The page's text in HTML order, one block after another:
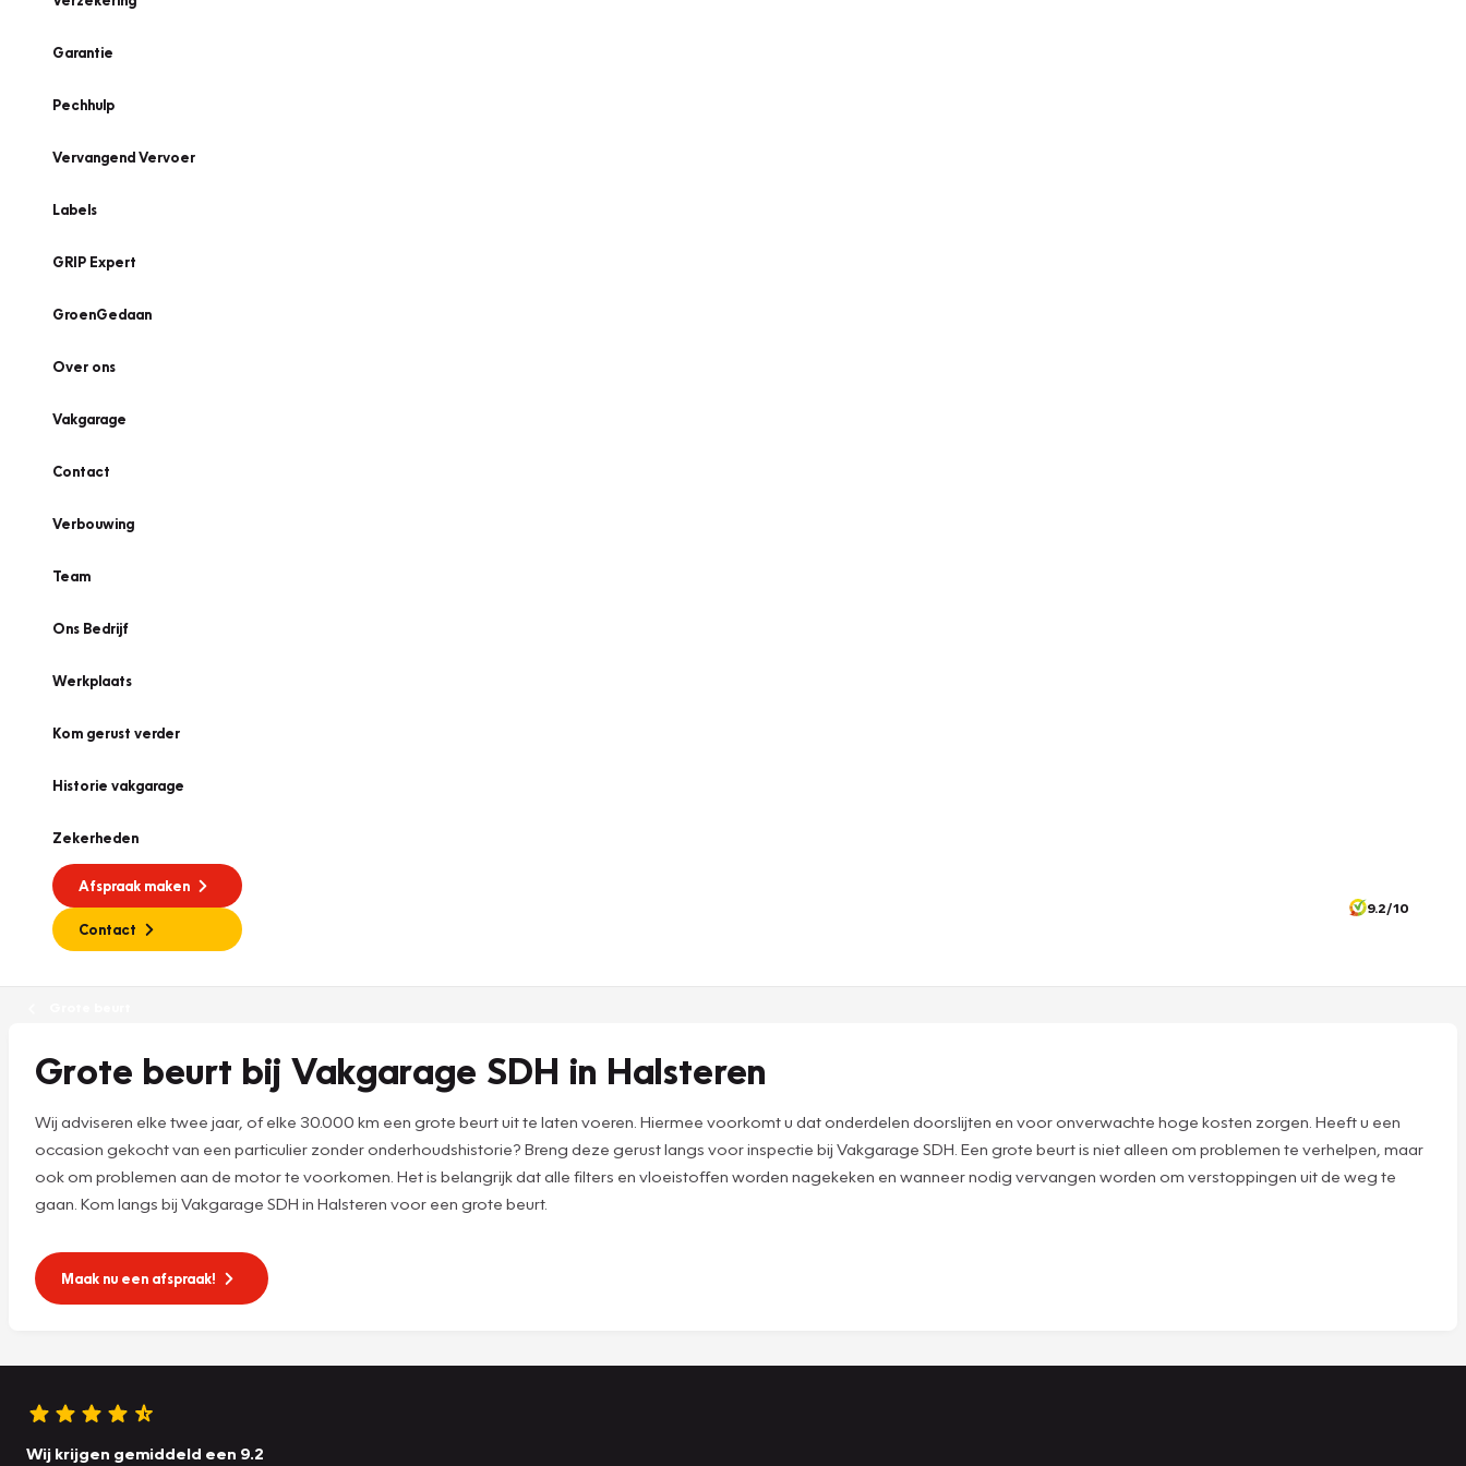
Garantie
Pechhulp
Vervangend Vervoer
Labels
GRIP Expert
GroenGedaan
Over ons
Vakgarage
Contact
Verbouwing
Team
Ons Bedrijf
Werkplaats
Kom gerust verder
Historie vakgarage
Zekerheden
Afspraak maken
Contact
9.2/10
Grote beurt bij Vakgarage SDH in Halsteren
Wij adviseren elke twee jaar, of elke 30.000 km een grote beurt uit te laten voeren. Hiermee voorkomt u dat onderdelen doorslijten en voor onverwachte hoge kosten zorgen. Heeft u een
occasion gekocht van een particulier zonder onderhoudshistorie? Breng deze gerust langs voor inspectie bij Vakgarage SDH. Een grote beurt is niet alleen om problemen te verhelpen, maar
ook om problemen aan de motor te voorkomen. Het is belangrijk dat alle filters en vloeistoffen worden nagekeken en wanneer nodig vervangen worden om verstoppingen uit de weg te
gaan. Kom langs bij Vakgarage SDH in Halsteren voor een grote beurt.
Maak nu een afspraak!
Wij krijgen gemiddeld een 9.2